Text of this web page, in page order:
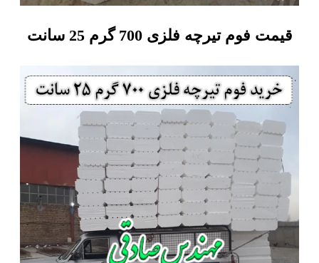
قیمت فوم تیرچه فلزی 700 گرم 25 سانت